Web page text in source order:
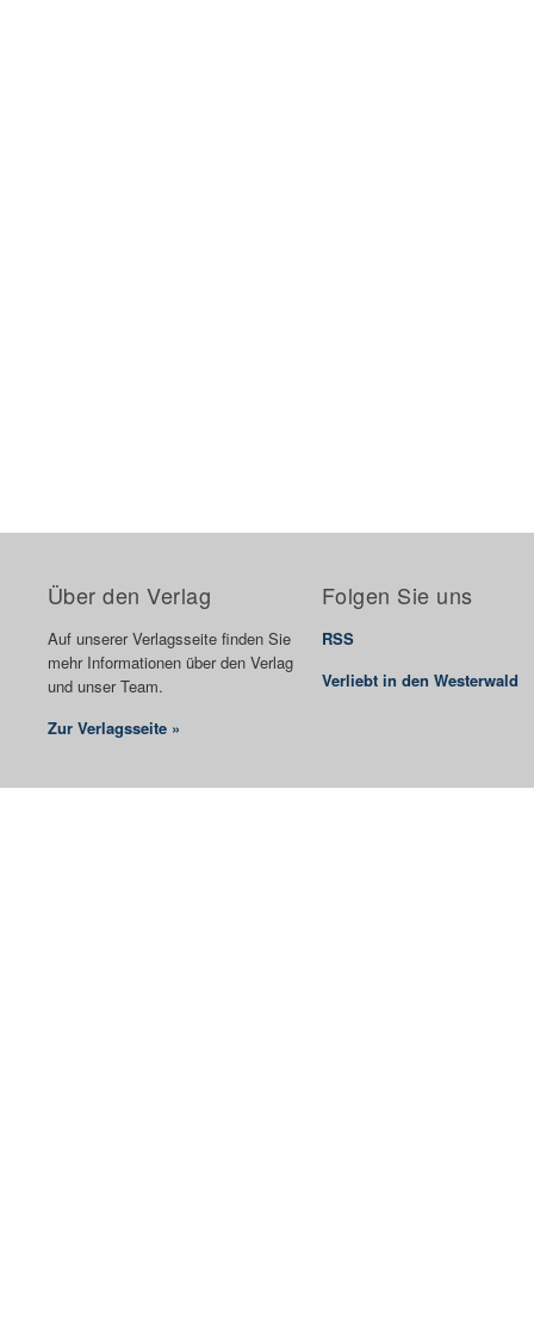
Über den Verlag
Auf unserer Verlagsseite finden Sie
mehr Informationen über den Verlag
und unser Team.
Zur Verlagsseite »
Folgen Sie uns
RSS
Verliebt in den Westerwald